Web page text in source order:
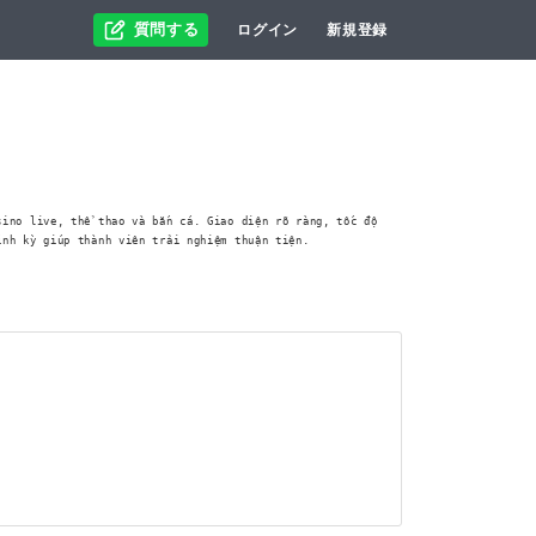
質問する ログイン 新規登録
live, thể thao và bắn cá. Giao diện rõ ràng, tốc độ
kỳ giúp thành viên trải nghiệm thuận tiện.